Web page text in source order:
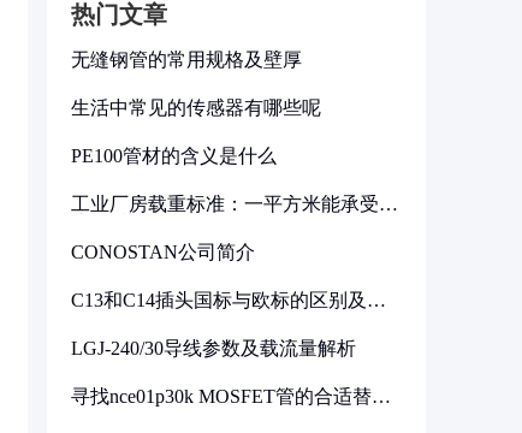
热门文章
无缝钢管的常用规格及壁厚
生活中常见的传感器有哪些呢
PE100管材的含义是什么
工业厂房载重标准：一平方米能承受多
CONOSTAN公司简介
C13和C14插头国标与欧标的区别及其
LGJ-240/30导线参数及载流量解析
寻找nce01p30k MOSFET管的合适替代